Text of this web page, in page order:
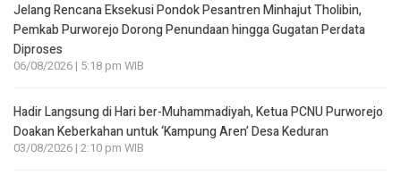
Jelang Rencana Eksekusi Pondok Pesantren Minhajut Tholibin,
Pemkab Purworejo Dorong Penundaan hingga Gugatan Perdata
Diproses
06/08/2026 | 5:18 pm WIB
Hadir Langsung di Hari ber-Muhammadiyah, Ketua PCNU Purworejo
Doakan Keberkahan untuk ‘Kampung Aren’ Desa Keduran
03/08/2026 | 2:10 pm WIB